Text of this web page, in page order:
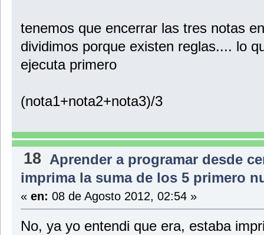
tenemos que encerrar las tres notas
dividimos porque existen reglas.... lo
ejecuta primero
(nota1+nota2+nota3)/3
18 Aprender a programar desde
imprima la suma de los 5 primero
« en: 08 de Agosto 2012, 02:54 »
No, ya yo entendi que era, estaba